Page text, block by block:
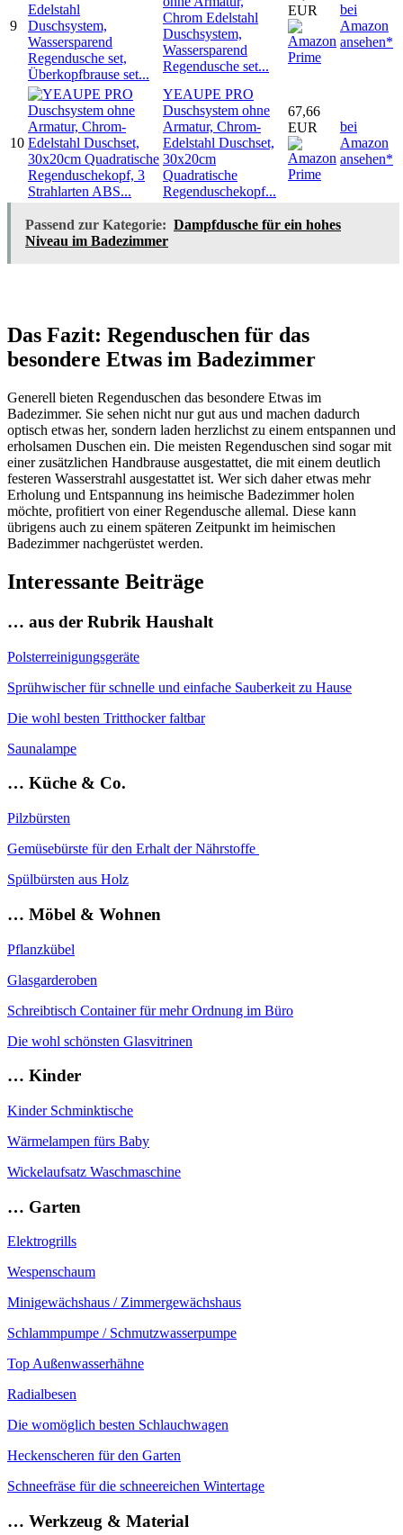
9
Chrom Edelstahl
Duschsystem,
Wassersparend
Regendusche set...
EUR
bei
Amazon
ansehen*
10
YEAUPE PRO
Duschsystem ohne
Armatur, Chrom-
Edelstahl Duschset,
30x20cm
Quadratische
Regenduschekopf...
67,66
EUR
bei
Amazon
ansehen*
Passend zur Kategorie: Dampfdusche für ein hohes
Niveau im Badezimmer
Das Fazit: Regenduschen für das
besondere Etwas im Badezimmer
Generell bieten Regenduschen das besondere Etwas im
Badezimmer. Sie sehen nicht nur gut aus und machen dadurch
optisch etwas her, sondern laden herzlichst zu einem entspannen und
erholsamen Duschen ein. Die meisten Regenduschen sind sogar mit
einer zusätzlichen Handbrause ausgestattet, die mit einem deutlich
festeren Wasserstrahl ausgestattet ist. Wer sich daher etwas mehr
Erholung und Entspannung ins heimische Badezimmer holen
möchte, profitiert von einer Regendusche allemal. Diese kann
übrigens auch zu einem späteren Zeitpunkt im heimischen
Badezimmer nachgerüstet werden.
Interessante Beiträge
… aus der Rubrik Haushalt
Polsterreinigungsgeräte
Sprühwischer für schnelle und einfache Sauberkeit zu Hause
Die wohl besten Tritthocker faltbar
Saunalampe
… Küche & Co.
Pilzbürsten
Gemüsebürste für den Erhalt der Nährstoffe
Spülbürsten aus Holz
… Möbel & Wohnen
Pflanzkübel
Glasgarderoben
Schreibtisch Container für mehr Ordnung im Büro
Die wohl schönsten Glasvitrinen
… Kinder
Kinder Schminktische
Wärmelampen fürs Baby
Wickelaufsatz Waschmaschine
… Garten
Elektrogrills
Wespenschaum
Minigewächshaus / Zimmergewächshaus
Schlammpumpe / Schmutzwasserpumpe
Top Außenwasserhähne
Radialbesen
Die womöglich besten Schlauchwagen
Heckenscheren für den Garten
Schneefräse für die schneereichen Wintertage
… Werkzeug & Material